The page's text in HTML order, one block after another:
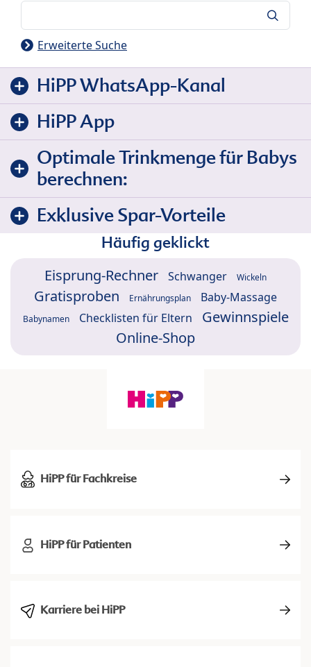
Erweiterte Suche
HiPP WhatsApp-Kanal
HiPP App
Optimale Trinkmenge für Babys
berechnen:
Exklusive Spar-Vorteile
Häufig geklickt
Eisprung-Rechner Schwanger Wickeln
Gratisproben Ernährungsplan Baby-Massage
Babynamen Checklisten für Eltern
Gewinnspiele
Online-Shop
HiPP für Fachkreise
HiPP für Patienten
Karriere bei HiPP